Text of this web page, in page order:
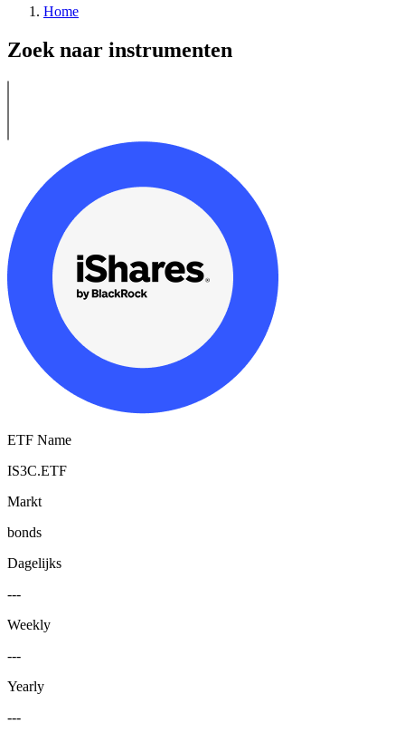
Home
Zoek naar instrumenten
ETF Name
IS3C.ETF
Markt
bonds
Dagelijks
---
Weekly
---
Yearly
---